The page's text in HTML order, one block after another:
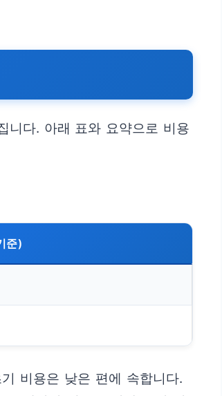
니다. 아래 표와 요약으로 비용
준)
비용은 낮은 편에 속합니다.